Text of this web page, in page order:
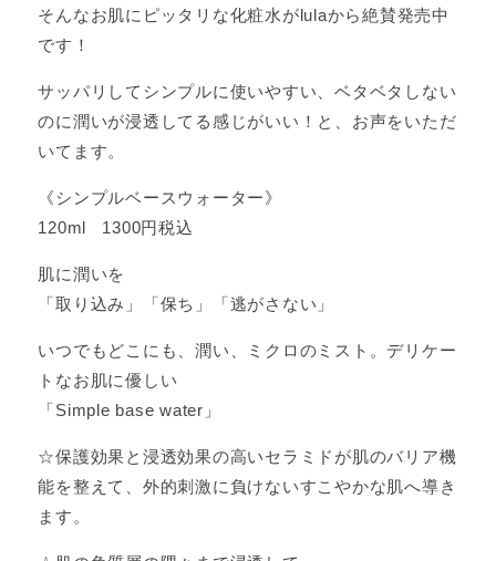
そんなお肌にピッタリな化粧水がlulaから絶賛発売中
です！
サッパリしてシンプルに使いやすい、ベタベタしない
のに潤いが浸透してる感じがいい！と、お声をいただ
いてます。
《シンプルベースウォーター》
120ml 1300円税込
肌に潤いを
「取り込み」「保ち」「逃がさない」
いつでもどこにも、潤い、ミクロのミスト。デリケー
トなお肌に優しい
「Simple base water」
☆保護効果と浸透効果の高いセラミドが肌のバリア機
能を整えて、外的刺激に負けないすこやかな肌へ導き
ます。